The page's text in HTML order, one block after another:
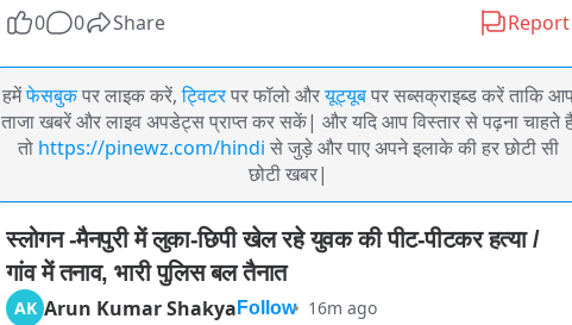
0
0 Share Report
हमेंफेसबुक पर लाइक करें, ट्विटर पर फॉलो औरयूट्यूब पर सब्सक्राइब्ड करें ताकि
ताजा खबरें और लाइव अपडेट्स प्राप्त कर सकें| और यदि आप विस्तार से पढ़ना चाहते
तो https://pinewz.com/hindi से जुड़े और पाए अपने इलाके की हर छोटी सी
छोटी खबर|
स्लोगन -मैनपुरी में लुका-छिपी खेल रहे युवक की पीट-पीटकर हत्या /
गांव में तनाव, भारी पुलिस बल तैनात
AK Arun Kumar Shakya Follow 16m ago